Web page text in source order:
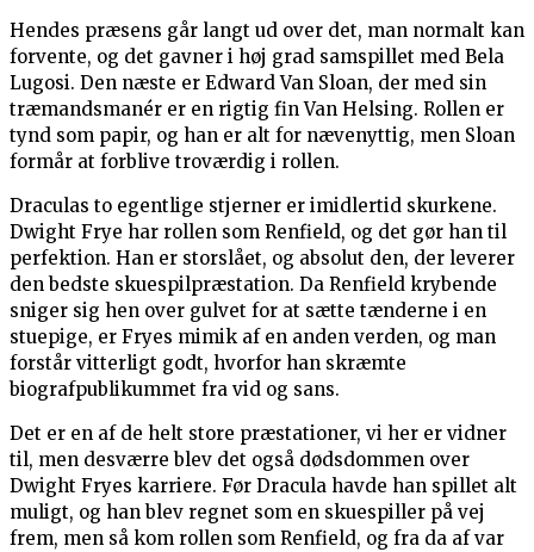
Hendes præsens går langt ud over det, man normalt kan
forvente, og det gavner i høj grad samspillet med Bela
Lugosi. Den næste er Edward Van Sloan, der med sin
træmandsmanér er en rigtig fin Van Helsing. Rollen er
tynd som papir, og han er alt for nævenyttig, men Sloan
formår at forblive troværdig i rollen.
Draculas to egentlige stjerner er imidlertid skurkene.
Dwight Frye har rollen som Renfield, og det gør han til
perfektion. Han er storslået, og absolut den, der leverer
den bedste skuespilpræstation. Da Renfield krybende
sniger sig hen over gulvet for at sætte tænderne i en
stuepige, er Fryes mimik af en anden verden, og man
forstår vitterligt godt, hvorfor han skræmte
biografpublikummet fra vid og sans.
Det er en af de helt store præstationer, vi her er vidner
til, men desværre blev det også dødsdommen over
Dwight Fryes karriere. Før Dracula havde han spillet alt
muligt, og han blev regnet som en skuespiller på vej
frem, men så kom rollen som Renfield, og fra da af var